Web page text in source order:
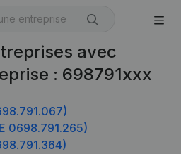
avec
: 698791xxx
0698.791.265)